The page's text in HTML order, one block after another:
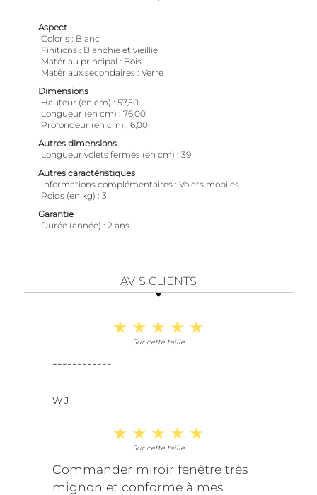
Aspect
Coloris
Blanc
Finitions
Blanchie et vieillie
Matériau principal
Bois
Matériaux secondaires Verre
Dimensions
Hauteur (en cm)
57,50
Longueur (en cm)
76,00
Profondeur (en cm)
6,00
Autres dimensions
Longueur volets fermés (en cm)
39
Autres caractéristiques
Informations complémentaires Volets mobiles
Poids (en kg)
3
Garantie
Durée (année)
2 ans
AVIS CLIENTS
Sur cette taille
------------
W J
Sur cette taille
Commander miroir fenêtre très
mignon et conforme à mes